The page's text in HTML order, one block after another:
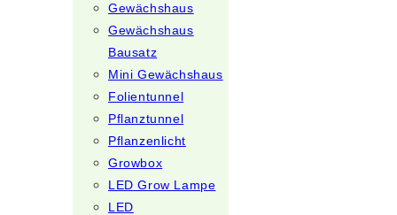
Gewächshaus
Gewächshaus
Bausatz
Mini Gewächshaus
Folientunnel
Pflanztunnel
Pflanzenlicht
Growbox
LED Grow Lampe
LED